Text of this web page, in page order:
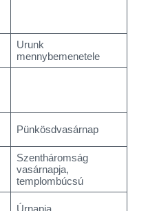
Urunk
mennybemenetele
Pünkösdvasárnap
Szentháromság
vasárnapja,
templombúcsú
Úrnapja